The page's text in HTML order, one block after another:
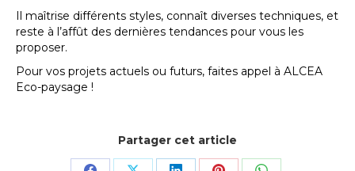
Il maîtrise différents styles, connaît diverses techniques, et
reste à l’affût des dernières tendances pour vous les
proposer.
Pour vos projets actuels ou futurs, faites appel à ALCEA
Eco-paysage !
Partager cet article